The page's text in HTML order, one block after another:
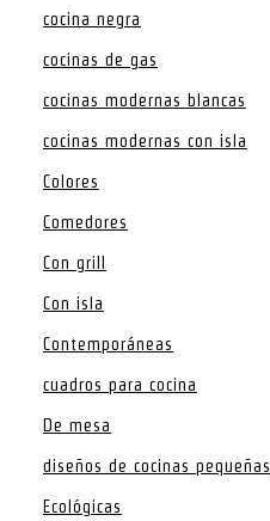
cocina negra
cocinas de gas
cocinas modernas blancas
cocinas modernas con isla
Colores
Comedores
Con grill
Con isla
Contemporáneas
cuadros para cocina
De mesa
diseños de cocinas pequeñas
Ecológicas